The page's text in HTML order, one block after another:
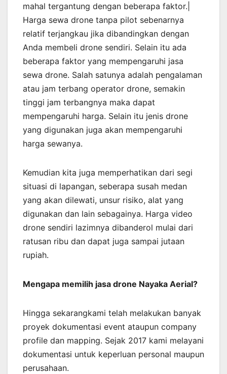
mahal tergantung dengan beberapa faktor.|
Harga sewa drone tanpa pilot sebenarnya
relatif terjangkau jika dibandingkan dengan
Anda membeli drone sendiri. Selain itu ada
beberapa faktor yang mempengaruhi jasa
sewa drone. Salah satunya adalah pengalaman
atau jam terbang operator drone, semakin
tinggi jam terbangnya maka dapat
mempengaruhi harga. Selain itu jenis drone
yang digunakan juga akan mempengaruhi
harga sewanya.
Kemudian kita juga memperhatikan dari segi
situasi di lapangan, seberapa susah medan
yang akan dilewati, unsur risiko, alat yang
digunakan dan lain sebagainya. Harga video
drone sendiri lazimnya dibanderol mulai dari
ratusan ribu dan dapat juga sampai jutaan
rupiah.
Mengapa memilih jasa drone Nayaka Aerial?
Hingga sekarangkami telah melakukan banyak
proyek dokumentasi event ataupun company
profile dan mapping. Sejak 2017 kami melayani
dokumentasi untuk keperluan personal maupun
perusahaan.